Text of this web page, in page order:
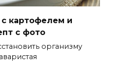
с картофелем и
с фото
организму